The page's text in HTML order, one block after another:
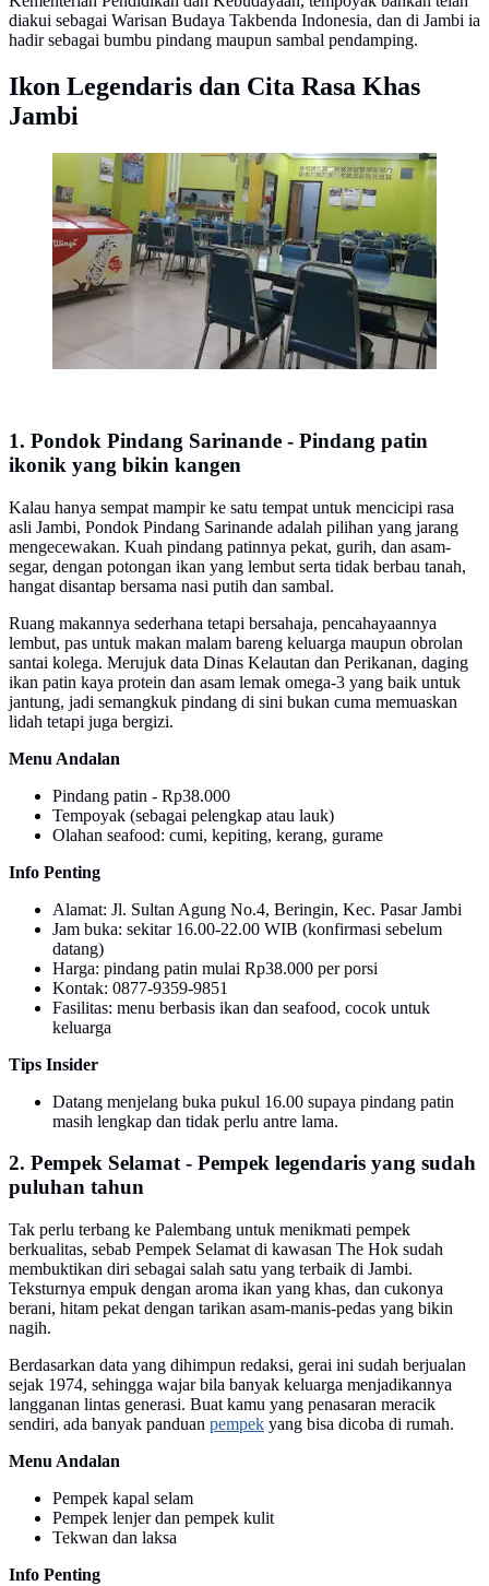
diakui sebagai Warisan Budaya Takbenda Indonesia, dan di Jambi ia
hadir sebagai bumbu pindang maupun sambal pendamping.
Ikon Legendaris dan Cita Rasa Khas
Jambi
Pondok Pindang Sarinande. (Foto: Google Maps
Pondok Pindang Sarinande/indra nasution)
1. Pondok Pindang Sarinande - Pindang patin
ikonik yang bikin kangen
Kalau hanya sempat mampir ke satu tempat untuk mencicipi rasa
asli Jambi, Pondok Pindang Sarinande adalah pilihan yang jarang
mengecewakan. Kuah pindang patinnya pekat, gurih, dan asam-
segar, dengan potongan ikan yang lembut serta tidak berbau tanah,
hangat disantap bersama nasi putih dan sambal.
Ruang makannya sederhana tetapi bersahaja, pencahayaannya
lembut, pas untuk makan malam bareng keluarga maupun obrolan
santai kolega. Merujuk data Dinas Kelautan dan Perikanan, daging
ikan patin kaya protein dan asam lemak omega-3 yang baik untuk
jantung, jadi semangkuk pindang di sini bukan cuma memuaskan
lidah tetapi juga bergizi.
Menu Andalan
Pindang patin - Rp38.000
Tempoyak (sebagai pelengkap atau lauk)
Olahan seafood: cumi, kepiting, kerang, gurame
Info Penting
Alamat: Jl. Sultan Agung No.4, Beringin, Kec. Pasar Jambi
Jam buka: sekitar 16.00-22.00 WIB (konfirmasi sebelum
datang)
Harga: pindang patin mulai Rp38.000 per porsi
Kontak: 0877-9359-9851
Fasilitas: menu berbasis ikan dan seafood, cocok untuk
keluarga
Tips Insider
Datang menjelang buka pukul 16.00 supaya pindang patin
masih lengkap dan tidak perlu antre lama.
2. Pempek Selamat - Pempek legendaris yang sudah
puluhan tahun
Tak perlu terbang ke Palembang untuk menikmati pempek
berkualitas, sebab Pempek Selamat di kawasan The Hok sudah
membuktikan diri sebagai salah satu yang terbaik di Jambi.
Teksturnya empuk dengan aroma ikan yang khas, dan cukonya
berani, hitam pekat dengan tarikan asam-manis-pedas yang bikin
nagih.
Berdasarkan data yang dihimpun redaksi, gerai ini sudah berjualan
sejak 1974, sehingga wajar bila banyak keluarga menjadikannya
langganan lintas generasi. Buat kamu yang penasaran meracik
sendiri, ada banyak panduan pempek yang bisa dicoba di rumah.
Menu Andalan
Pempek kapal selam
Pempek lenjer dan pempek kulit
Tekwan dan laksa
Info Penting